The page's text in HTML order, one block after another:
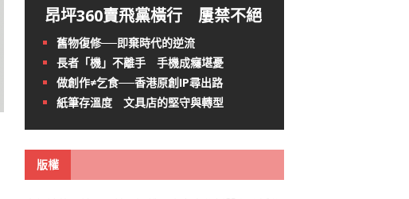
昂坪360賣飛黨橫行 屢禁不絕
舊物復修──即棄時代的逆流
長者「機」不離手 手機成癮堪憂
做創作≠乞食──香港原創IP尋出路
紙筆存溫度 文具店的堅守與轉型
版權